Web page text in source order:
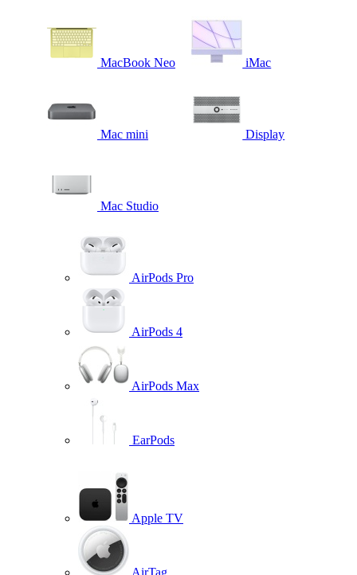
MacBook Neo iMac
Mac mini Display
Mac Studio
AirPods Pro
AirPods 4
AirPods Max
EarPods
Apple TV